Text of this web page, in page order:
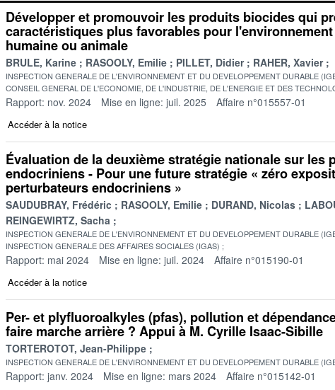
Développer et promouvoir les produits biocides qui
caractéristiques plus favorables pour
humaine ou animale
BRULE, Karine RASOOLY, Emilie PILLET, Didier RAHER, Xavier
INSPECTION GENERALE DE L'ENVIRONNEMENT ET DU DEVELOPPEMENT DURABLE
CONSEIL GENERAL DE L'ECONOMIE, DE L'INDUSTRIE, DE L'ENERGIE ET DES
Rapport: nov. 2024 Mise en ligne: juil. 2025 Affaire n°015557-01
Accéder à la notice
Évaluation de la deuxième stratégie nationale sur les
endocriniens - Pour une future stratégie « zéro
perturbateurs endocriniens »
SAUDUBRAY, Frédéric RASOOLY, Emilie DURAND, Nicolas
REINGEWIRTZ, Sacha
INSPECTION GENERALE DE L'ENVIRONNEMENT ET DU DEVELOPPEMENT DURABLE
INSPECTION GENERALE DES AFFAIRES SOCIALES (IGAS)
Rapport: mai 2024 Mise en ligne: juil. 2024 Affaire n°015190-01
Accéder à la notice
Per- et plyfluoroalkyles (pfas), pollution et
faire marche arrière ? Appui à M. Cyrille Isaac-Sibille
TORTEROTOT, Jean-Philippe
INSPECTION GENERALE DE L'ENVIRONNEMENT ET DU DEVELOPPEMENT DURABLE
Rapport: janv. 2024 Mise en ligne: mars 2024 Affaire n°015142-01